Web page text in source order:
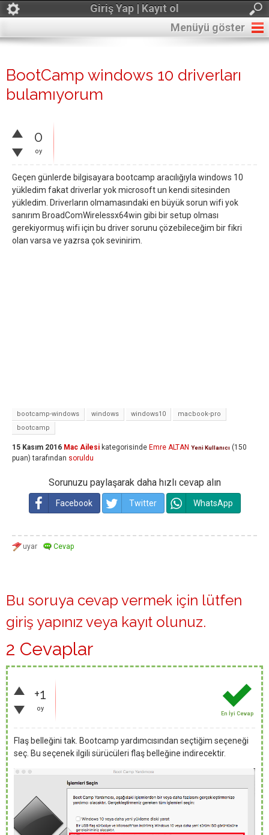
Giriş Yap | Kayıt ol
Menüyü göster
BootCamp windows 10 driverları
bulamıyorum
0
oy
Geçen günlerde bilgisayara bootcamp aracılığıyla windows 10
yükledim fakat driverlar yok microsoft un kendi sitesinden
yükledim. Driverların olmamasındaki en büyük sorun wifi yok
sanırım BroadComWirelessx64win gibi bir setup olması
gerekiyormuş wifi için bu driver sorunu çözebileceğim bir fikri
olan varsa ve yazrsa çok sevinirim.
bootcamp-windows windows windows10
macbook-pro
bootcamp
15 Kasım 2016 Mac Ailesi kategorisinde Emre ALTAN Yeni Kullanıcı (150
puan) tarafından soruldu
Sorunuzu paylaşarak daha hızlı cevap alın
Facebook Twitter WhatsApp
Bu soruya cevap vermek için lütfen
giriş yapınız veya kayıt olunuz.
2 Cevaplar
+1
oy
En İyi Cevap
Flaş belleğini tak. Bootcamp yardımcısından seçtiğim seçeneği
seç. Bu seçenek ilgili sürücüleri flaş belleğine indirecektir.